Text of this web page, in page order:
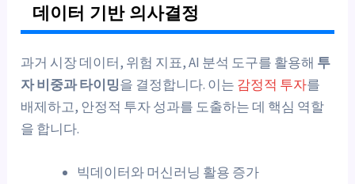
데이터 기반 의사결정
과거 시장 데이터, 위험 지표, AI 분석 도구를 활용해 투
자 비중과 타이밍을 결정합니다. 이는 감정적 투자를
배제하고, 안정적 투자 성과를 도출하는 데 핵심 역할
을 합니다.
빅데이터와 머신러닝 활용 증가